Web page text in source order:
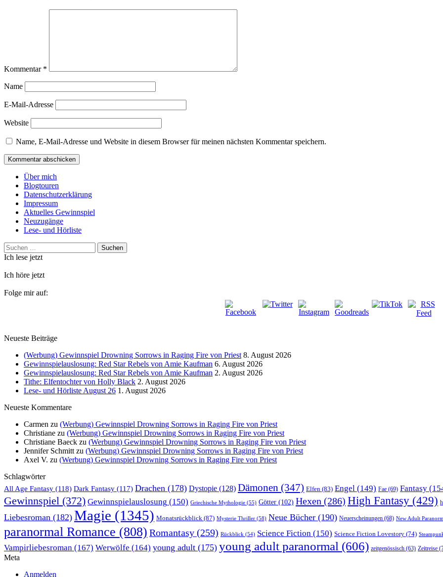
Kommentar *
Name
E-Mail-Adresse
Website
Name, E-Mail-Adresse und Website in diesem Browser für meinen nächsten Kommentar speichern.
Über mich
Blogtouren
Datenschutzerklärung
Impressum
Aktuelles Gewinnspiel
Neuzugänge
Lese- und Hörliste
Suchen
nach:
Ich lese jetzt
Ich höre jetzt
Folge mir auf:
Neueste Beiträge
(Werbung) Gewinnspiel Drowning Sorrows in Raging Fire von Priest 8. August 2026
Gewinnspielauslosung: Red Star Rebels von Amie Kaufman 6. August 2026
Gewinnspielauslosung: Red Star Rebels von Amie Kaufman 2. August 2026
Tithe: Elfentochter von Holly Black 2. August 2026
Lese- und Hörliste August 26 1. August 2026
Neueste Kommentare
Carmen zu (Werbung) Gewinnspiel Drowning Sorrows in Raging Fire von Priest
Christiane zu (Werbung) Gewinnspiel Drowning Sorrows in Raging Fire von Priest
Christiane Baeck zu (Werbung) Gewinnspiel Drowning Sorrows in Raging Fire von Priest
Jennifer Schmitt zu (Werbung) Gewinnspiel Drowning Sorrows in Raging Fire von Priest
Axel V. zu (Werbung) Gewinnspiel Drowning Sorrows in Raging Fire von Priest
Schlagwörter
All Age Fantasy (118) Dark Fantasy (117) Drachen (178) Dystopie (128) Dämonen (347) Elfen (83) Engel (149) Fae (69) Fantasy
Gewinnspiel (372) Gewinnspielauslosung (150) Griechische Mythologie (55) Götter (102) Hexen (286) High Fantasy (429)
Liebesroman (182) Magie (1345) Monatsrückblick (87) Mysterie Thriller (58) Neue Bücher (190) Neuerscheinungen (68) New Adult
paranormal Romance (808) Romantasy (259) Rückblick (54) Science Fiction (150) Science Fiction Lovestory (74)
Vampirliebesroman (167) Werwölfe (164) young adult (175) young adult paranormal (606) zeitgenössisch (63) Zeitreise
Meta
Anmelden